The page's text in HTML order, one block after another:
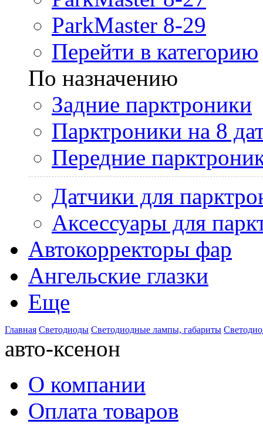
ParkMaster 8-29
Перейти в категорию
По назначению
Задние парктроники
Парктроники на 8
Передние
Датчики для
Аксессуары для
Автокорректоры фар
Ангельские глазки
Еще
Главная Светодиоды Светодиодные лампы, габариты
авто-ксенон
О компании
Оплата товаров